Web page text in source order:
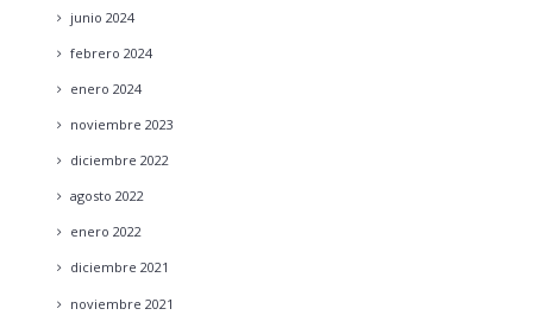
junio 2024
febrero 2024
enero 2024
noviembre 2023
diciembre 2022
agosto 2022
enero 2022
diciembre 2021
noviembre 2021